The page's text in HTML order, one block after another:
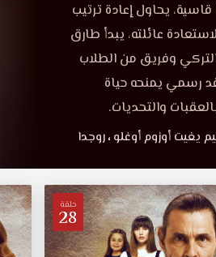
يحاول إعادة ترتيب
عائلته، يبدأ طارق
وفريق من الطلاب
رسمي يمنحه حياة
والتحديات.
يغيت أوزوم أوغلو ،روجدا
حلقة
28